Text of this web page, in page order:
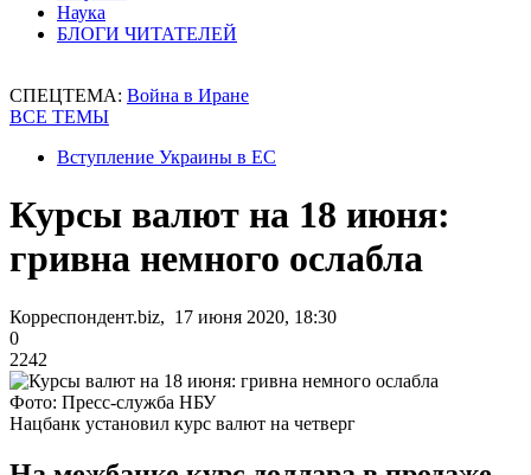
Наука
БЛОГИ ЧИТАТЕЛЕЙ
СПЕЦТЕМА: Война в Иране
ВСЕ ТЕМЫ
Вступление Украины в ЕС
Курсы валют на 18 июня:
гривна немного ослабла
Корреспондент.biz, 17 июня 2020, 18:30
0
2242
Фото: Пресс-служба НБУ
Нацбанк установил курс валют на четверг